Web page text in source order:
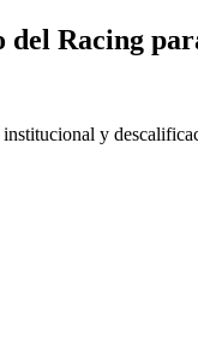
Racing
y